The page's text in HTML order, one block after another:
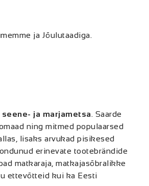
ja Jõulutaadiga.
ja marjametsa. Saarde
ning mitmed populaarsed
lisaks arvukad pisikesed
erinevate tootebrändide
matkaraja, matkajasõbralikke
ettevõtteid kui ka Eesti